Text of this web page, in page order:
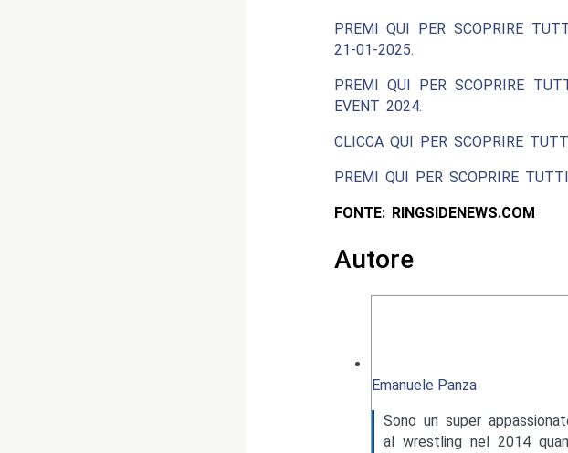
PREMI QUI PER SCOPRIRE
21-01-2025.
PREMI QUI PER SCOPRIRE
EVENT 2024.
CLICCA QUI PER SCOPRIRE
PREMI QUI PER SCOPRIRE
FONTE: RINGSIDENEWS.COM
Autore
Emanuele Panza
Sono un super
al wrestling nel 2014